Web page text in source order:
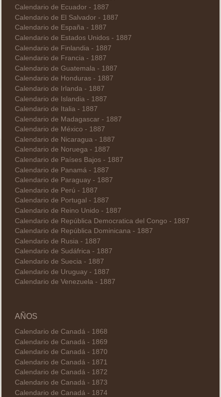
Calendario de Ecuador - 1887
Calendario de El Salvador - 1887
Calendario de España - 1887
Calendario de Estados Unidos - 1887
Calendario de Finlandia - 1887
Calendario de Francia - 1887
Calendario de Guatemala - 1887
Calendario de Honduras - 1887
Calendario de Irlanda - 1887
Calendario de Islandia - 1887
Calendario de Italia - 1887
Calendario de Madagascar - 1887
Calendario de México - 1887
Calendario de Nicaragua - 1887
Calendario de Noruega - 1887
Calendario de Países Bajos - 1887
Calendario de Panamá - 1887
Calendario de Paraguay - 1887
Calendario de Perú - 1887
Calendario de Portugal - 1887
Calendario de Reino Unido - 1887
Calendario de República Democratica del Congo - 1887
Calendario de República Dominicana - 1887
Calendario de Rusia - 1887
Calendario de Sudáfrica - 1887
Calendario de Suecia - 1887
Calendario de Uruguay - 1887
Calendario de Venezuela - 1887
AÑOS
Calendario de Canadá - 1868
Calendario de Canadá - 1869
Calendario de Canadá - 1870
Calendario de Canadá - 1871
Calendario de Canadá - 1872
Calendario de Canadá - 1873
Calendario de Canadá - 1874